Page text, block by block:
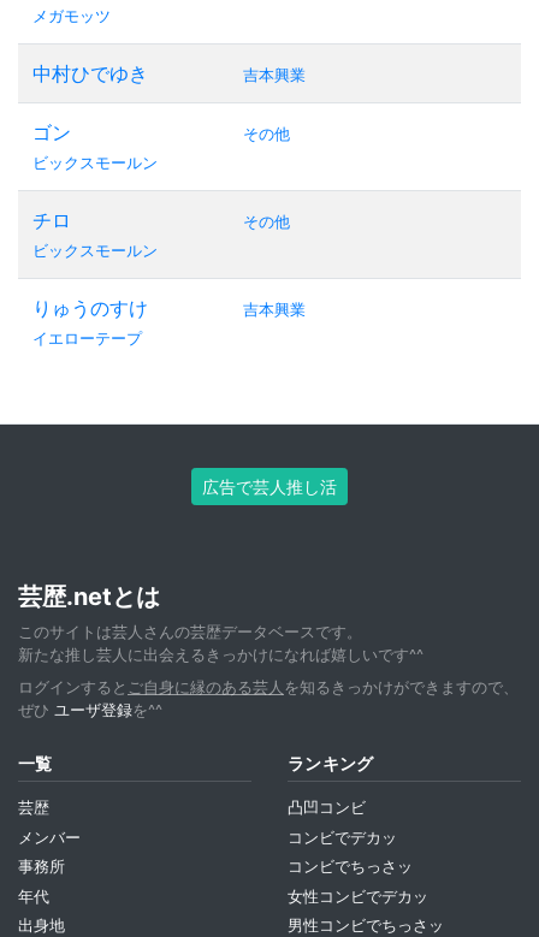
メガモッツ
中村ひでゆき 吉本興業
ゴン
ビックスモールン
その他
チロ
ビックスモールン
その他
りゅうのすけ
イエローテープ
吉本興業
広告で芸人推し活
芸歴.netとは
このサイトは芸人さんの芸歴データベースです。
新たな推し芸人に出会えるきっかけになれば嬉しいです^^
ログインすると ご自身に縁のある芸人 を知るきっかけができますので、
ぜひ ユーザ登録を^^
一覧
芸歴
メンバー
事務所
年代
出身地
ランキング
凸凹コンビ
コンビでデカッ
コンビでちっさッ
女性コンビでデカッ
男性コンビでちっさッ